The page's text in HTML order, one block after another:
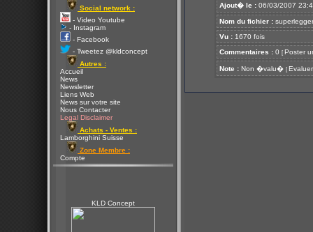
Social network :
- Video Youtube
- Instagram
- Facebook
- Tweetez @kldconcept
Autres :
Accueil
News
Newsletter
Liens Web
News sur votre site
Nous Contacter
Legal Disclaimer
Achats - Ventes :
Lamborghini Suisse
Zone Membre :
Compte
KLD Concept
Ajout� le : 06/03/2007
Nom du fichier :
Vu : 1670 fois
Commentaires : 0 [ Poster
Note : Non �valu� [ Evaluer